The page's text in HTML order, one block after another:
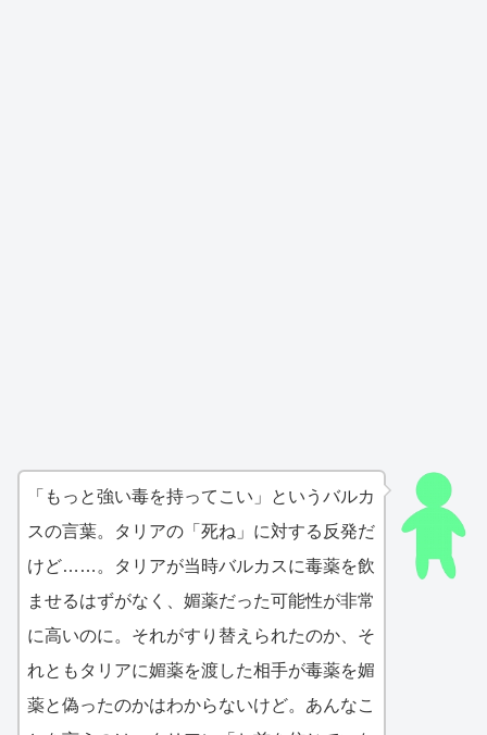
「もっと強い毒を持ってこい」というバルカ
スの言葉。タリアの「死ね」に対する反発だ
けど……。タリアが当時バルカスに毒薬を飲
ませるはずがなく、媚薬だった可能性が非常
に高いのに。それがすり替えられたのか、そ
れともタリアに媚薬を渡した相手が毒薬を媚
薬と偽ったのかはわからないけど。あんなこ